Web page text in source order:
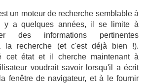
un moteur de recherche semblable à
y a quelques années, il se limite à
des informations pertinentes
la recherche (et c'est déjà bien !).
cet état et il cherche maintenant à
voudrait savoir lorsqu'il a écrit
fenêtre de navigateur, et à le fournir